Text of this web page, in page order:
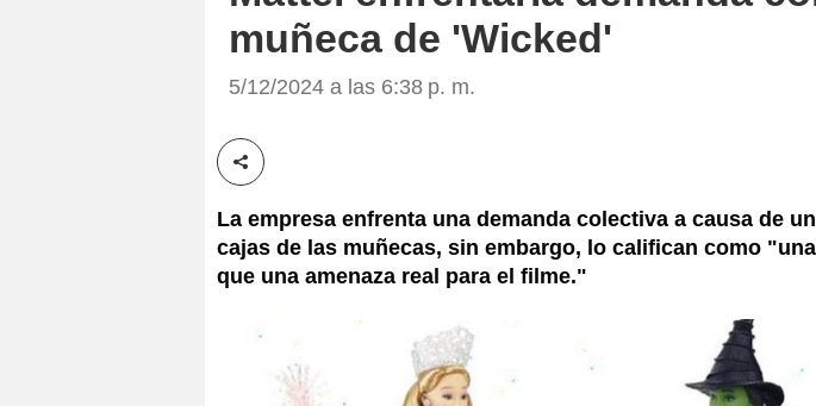
muñeca de 'Wicked'
5/12/2024 a las 6:38 p. m.
Compartir esta noticia
La empresa enfrenta una demanda colectiva a causa de
cajas de las muñecas, sin embargo, lo califican como
que una amenaza real para el filme."